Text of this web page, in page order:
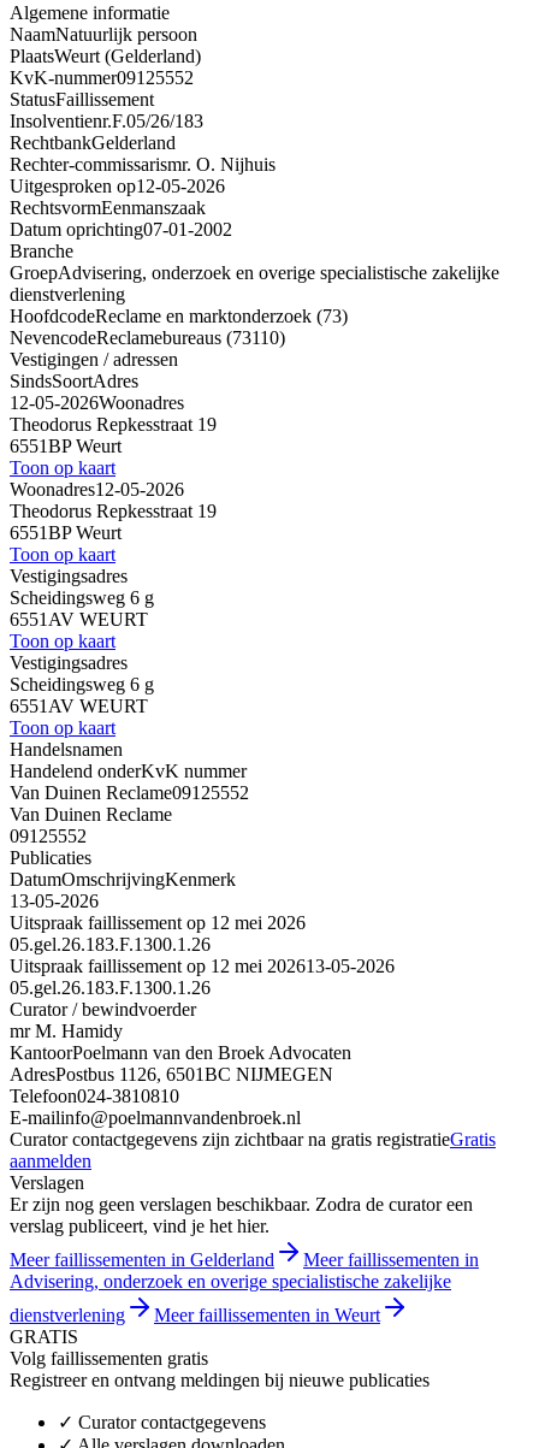
Algemene informatie
NaamNatuurlijk persoon
PlaatsWeurt (Gelderland)
KvK-nummer09125552
StatusFaillissement
Insolventienr.F.05/26/183
RechtbankGelderland
Rechter-commissarismr. O. Nijhuis
Uitgesproken op12-05-2026
RechtsvormEenmanszaak
Datum oprichting07-01-2002
Branche
GroepAdvisering, onderzoek en overige specialistische zakelijke
dienstverlening
HoofdcodeReclame en marktonderzoek (73)
NevencodeReclamebureaus (73110)
Vestigingen / adressen
SindsSoortAdres
12-05-2026Woonadres
Theodorus Repkesstraat 19
6551BP Weurt
Toon op kaart
Woonadres12-05-2026
Theodorus Repkesstraat 19
6551BP Weurt
Toon op kaart
Vestigingsadres
Scheidingsweg 6 g
6551AV WEURT
Toon op kaart
Vestigingsadres
Scheidingsweg 6 g
6551AV WEURT
Toon op kaart
Handelsnamen
Handelend onderKvK nummer
Van Duinen Reclame09125552
Van Duinen Reclame
09125552
Publicaties
DatumOmschrijvingKenmerk
13-05-2026
Uitspraak faillissement op 12 mei 2026
05.gel.26.183.F.1300.1.26
Uitspraak faillissement op 12 mei 202613-05-2026
05.gel.26.183.F.1300.1.26
Curator / bewindvoerder
mr M. Hamidy
KantoorPoelmann van den Broek Advocaten
AdresPostbus 1126, 6501BC NIJMEGEN
Telefoon024-3810810
E-mailinfo@poelmannvandenbroek.nl
Curator contactgegevens zijn zichtbaar na gratis registratieGratis
aanmelden
Verslagen
Er zijn nog geen verslagen beschikbaar. Zodra de curator een
verslag publiceert, vind je het hier.
Meer faillissementen in Gelderland
Meer faillissementen in
Advisering, onderzoek en overige specialistische zakelijke
dienstverlening
Meer faillissementen in Weurt
GRATIS
Volg faillissementen gratis
Registreer en ontvang meldingen bij nieuwe publicaties
✓ Curator contactgegevens